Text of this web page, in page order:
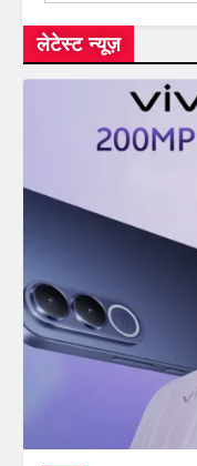
लेटेस्ट न्यूज़